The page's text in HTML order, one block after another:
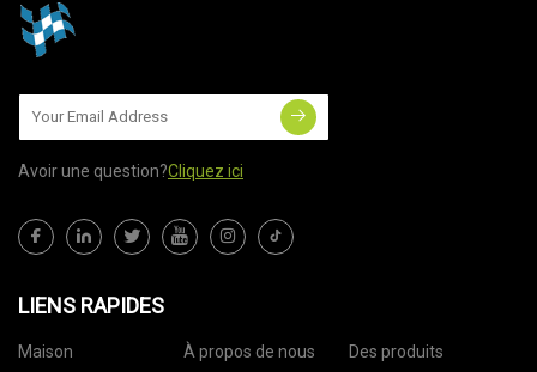
Avoir une question?Cliquez ici
LIENS RAPIDES
Maison À propos de nous
Des produits